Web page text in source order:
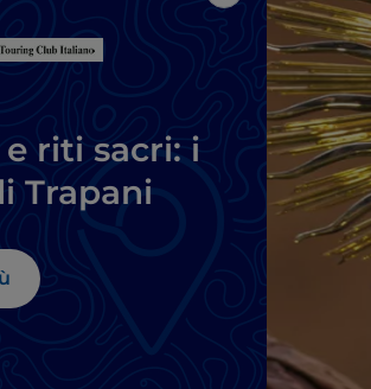
riti sacri: i
Trapani